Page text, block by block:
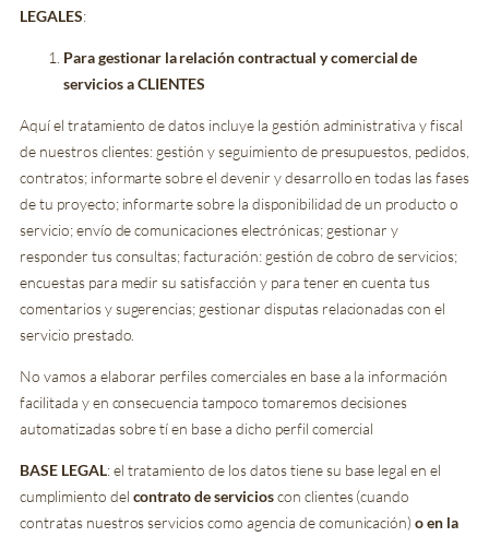
LEGALES:
Para gestionar la relación contractual y comercial de
servicios a CLIENTES
Aquí el tratamiento de datos incluye la gestión administrativa y fiscal
de nuestros clientes: gestión y seguimiento de presupuestos, pedidos,
contratos; informarte sobre el devenir y desarrollo en todas las fases
de tu proyecto; informarte sobre la disponibilidad de un producto o
servicio; envío de comunicaciones electrónicas; gestionar y
responder tus consultas; facturación: gestión de cobro de servicios;
encuestas para medir su satisfacción y para tener en cuenta tus
comentarios y sugerencias; gestionar disputas relacionadas con el
servicio prestado.
No vamos a elaborar perfiles comerciales en base a la información
facilitada y en consecuencia tampoco tomaremos decisiones
automatizadas sobre tí en base a dicho perfil comercial
BASE LEGAL: el tratamiento de los datos tiene su base legal en el
cumplimiento del contrato de servicioscon clientes (cuando
contratas nuestros servicios como agencia de comunicación) o en la